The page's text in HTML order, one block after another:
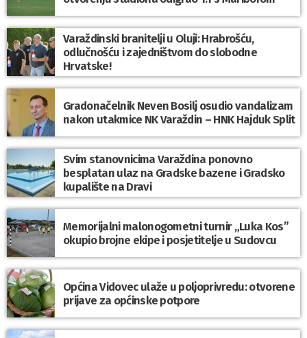
Varaždinski branitelji u Oluji: Hrabrošću,
odlučnošću i zajedništvom do slobodne
Hrvatske!
Gradonačelnik Neven Bosilj osudio vandalizam
nakon utakmice NK Varaždin – HNK Hajduk Split
Svim stanovnicima Varaždina ponovno
besplatan ulaz na Gradske bazene i Gradsko
kupalište na Dravi
Memorijalni malonogometni turnir „Luka Kos”
okupio brojne ekipe i posjetitelje u Sudovcu
Općina Vidovec ulaže u poljoprivredu: otvorene
prijave za općinske potpore